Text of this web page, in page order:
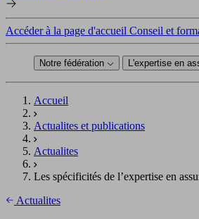
Accéder à la page d'accueil Conseil et
Notre fédération L'expertise en
Accueil
Actualites et publications
Actualites
Les spécificités de l’expertise en
Actualites